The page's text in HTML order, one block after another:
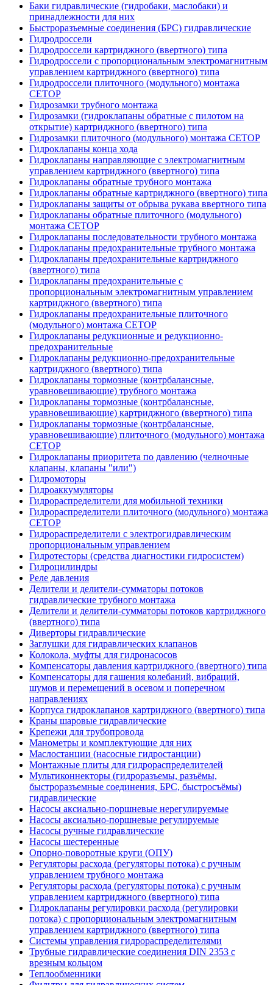
Баки гидравлические (гидробаки, маслобаки) и
принадлежности для них
Быстроразъемные соединения (БРС) гидравлические
Гидродроссели
Гидродроссели картриджного (ввертного) типа
Гидродроссели с пропорциональным электромагнитным
управлением картриджного (ввертного) типа
Гидродроссели плиточного (модульного) монтажа
CETOP
Гидрозамки трубного монтажа
Гидрозамки (гидроклапаны обратные с пилотом на
открытие) картриджного (ввертного) типа
Гидрозамки плиточного (модульного) монтажа CETOP
Гидроклапаны конца хода
Гидроклапаны направляющие с электромагнитным
управлением картриджного (ввертного) типа
Гидроклапаны обратные трубного монтажа
Гидроклапаны обратные картриджного (ввертного) типа
Гидроклапаны защиты от обрыва рукава ввертного типа
Гидроклапаны обратные плиточного (модульного)
монтажа CETOP
Гидроклапаны последовательности трубного монтажа
Гидроклапаны предохранительные трубного монтажа
Гидроклапаны предохранительные картриджного
(ввертного) типа
Гидроклапаны предохранительные с
пропорциональным электромагнитным управлением
картриджного (ввертного) типа
Гидроклапаны предохранительные плиточного
(модульного) монтажа CETOP
Гидроклапаны редукционные и редукционно-
предохранительные
Гидроклапаны редукционно-предохранительные
картриджного (ввертного) типа
Гидроклапаны тормозные (контрбалансные,
уравновешивающие) трубного монтажа
Гидроклапаны тормозные (контрбалансные,
уравновешивающие) картриджного (ввертного) типа
Гидроклапаны тормозные (контрбалансные,
уравновешивающие) плиточного (модульного) монтажа
CETOP
Гидроклапаны приоритета по давлению (челночные
клапаны, клапаны "или")
Гидромоторы
Гидроаккумуляторы
Гидрораспределители для мобильной техники
Гидрораспределители плиточного (модульного) монтажа
СЕТОР
Гидрораспределители с электрогидравлическим
пропорциональным управлением
Гидротесторы (средства диагностики гидросистем)
Гидроцилиндры
Реле давления
Делители и делители-сумматоры потоков
гидравлические трубного монтажа
Делители и делители-сумматоры потоков картриджного
(ввертного) типа
Диверторы гидравлические
Заглушки для гидравлических клапанов
Колокола, муфты для гидронасосов
Компенсаторы давления картриджного (ввертного) типа
Компенсаторы для гашения колебаний, вибраций,
шумов и перемещений в осевом и поперечном
направлениях
Корпуса гидроклапанов картриджного (ввертного) типа
Краны шаровые гидравлические
Крепежи для трубопровода
Манометры и комплектующие для них
Маслостанции (насосные гидростанции)
Монтажные плиты для гидрораспределителей
Мультиконнекторы (гидроразъемы, разъёмы,
быстроразъемные соединения, БРС, быстросъёмы)
гидравлические
Насосы аксиально-поршневые нерегулируемые
Насосы аксиально-поршневые регулируемые
Насосы ручные гидравлические
Насосы шестеренные
Опорно-поворотные круги (ОПУ)
Регуляторы расхода (регуляторы потока) с ручным
управлением трубного монтажа
Регуляторы расхода (регуляторы потока) с ручным
управлением картриджного (ввертного) типа
Гидроклапаны регулировки расхода (регулировки
потока) с пропорциональным электромагнитным
управлением картриджного (ввертного) типа
Системы управления гидрораспределителями
Трубные гидравлические соединения DIN 2353 с
врезным кольцом
Теплообменники